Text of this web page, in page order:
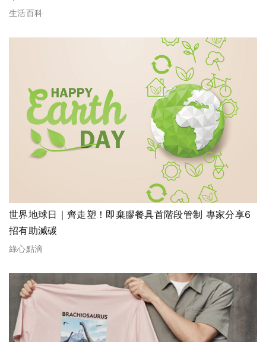
生活百科
世界地球日｜齊走塑！即棄膠餐具首階段管制 專家分享6
招有助減碳
綠心點滴